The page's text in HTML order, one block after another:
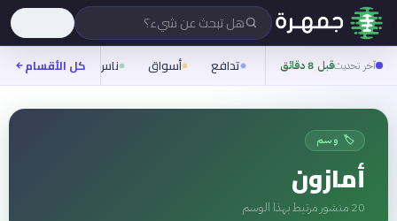
هل تبحث عن شيء؟
آخر تحديثقبل 8 دقائق تدافع أسواق ناس روح
كل الأقسام
🏷️ وسم
أمازون
20 منشور مرتبط بهذا الوسم